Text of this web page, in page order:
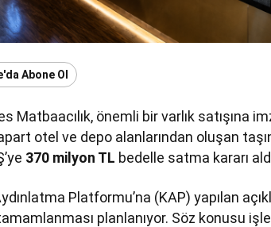
Abone Ol
Matbaacılık, önemli bir varlık satışına
otel ve depo alanlarından oluşan
370 milyon TL bedelle satma kararı
Platformu’na (KAP) yapılan
planlanıyor. Söz konusu